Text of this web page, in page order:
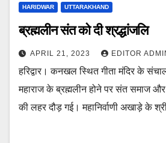
HARIDWAR UTTARAKHAND
ब्रह्मलीन संत को दी श्रद्धांजलि
APRIL 21, 2023 EDITOR
हरिद्वार। कनखल स्थित गीता मंदिर के
महाराज के ब्रह्मलीन होने पर संत समाज
की लहर दौड़ गई। महानिर्वाणी अखाड़े के